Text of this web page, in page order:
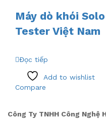
Máy dò khói Solo
Tester Việt Nam
Đọc tiếp
Add to wishlist
Compare
Công Ty TNHH Công Nghệ